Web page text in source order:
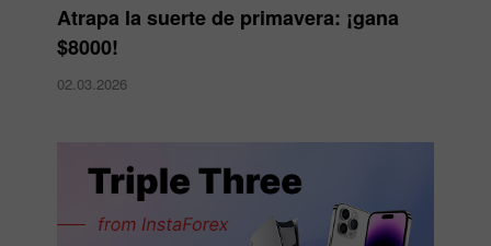
Atrapa la suerte de primavera: ¡gana
$8000!
02.03.2026